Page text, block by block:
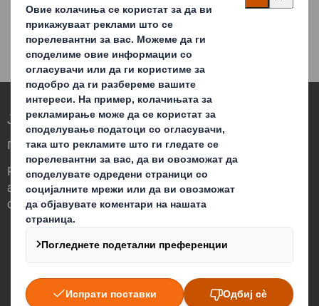
Ја редефинираме амбалажата за
потребите на светот што се менува
Различни сме бидејќи гледаме можност
амбалажата да има значајна улога во
светот околу нас.
Кои сме ние
За нас